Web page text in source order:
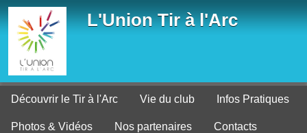
L'Union Tir à l'Arc
Découvrir le Tir à l'Arc Vie du club Infos Pratiques
Photos & Vidéos Nos partenaires Contacts
Panneau de gestion des cookies